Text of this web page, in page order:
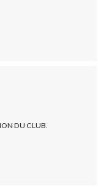
DU CLUB.